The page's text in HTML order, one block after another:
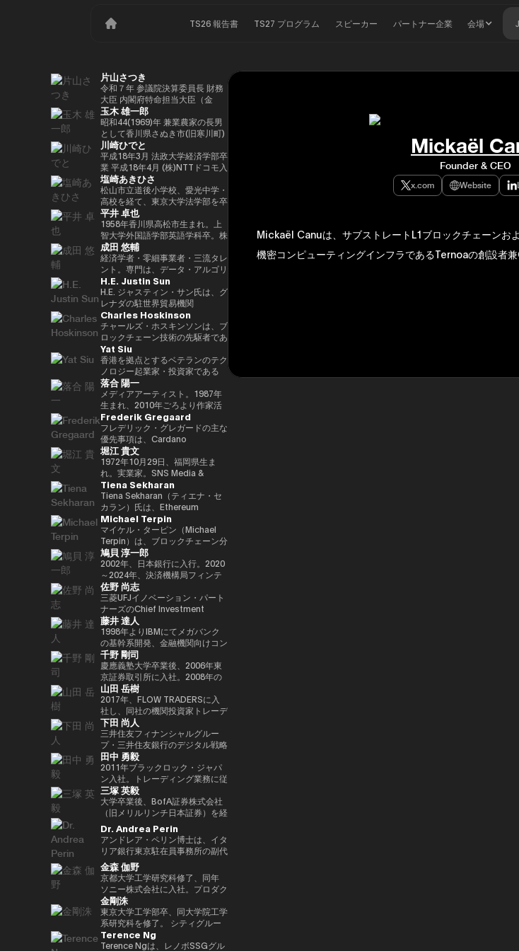
TS26 報告書 TS27 プログラム スピーカー パートナー企業 会場
片山さつき
令和７年 参議院決算委員長 財務
大臣 内閣府特命担当大臣（金
融） 租税特別措置・補助金見直
し担当 （高市内閣）
玉木 雄一郎
昭和44(1969)年 兼業農家の長男
として香川県さぬき市(旧寒川町)
に生まれる 昭和63(1988)年 高松
高校卒業 平成5(1993)年 東京大
学法学部卒業、同年大蔵省入省
※1 平成9(1997)年 米国ハーバー
ド大学大学院(ケネディースクー
ル)修了 平成17(2005)年 財務省を
退職し、第44回衆院選に立候
補。70,177票を得るも惜敗 平成
21(2009)年 4年間の浪人生活を経
て、第45回衆院選で109,863票を
得て初当選 平成24(2012)年 第46
回衆院選で79,153票を得て2期目
当選 平成26(2014)年 第47回衆院
選で78,797票を得て3期目当選 平
成28(2016)年 民進党代表選に出
馬。党幹事長代理を拝命 平成
29(2017)年 第48回衆院選で
82,345票を得て4期目当選(希望
の党公認、香川2区) 希望の党共
同代表選に出馬。希望の党代表
(11月〜) 平成30(2018)年 国民民
主党共同代表(5月~9月) 国民民主
党代表(9月~) 令和2(2020)年 分党
を経て新国民民主党設立、代表に
就任(9月) 令和3(2021)年 第49回
衆院選で94,530票を得て5期目当
選 令和6(2024)年 第50回衆院選
で89,899票を得て6期目当選
2025.05.01 現在 ※1 1993年4月
~2005年8月 大蔵省(現・財務省)
在職 1997年7月~1999年6月 外務
省出向(中近東第一課) 2000年7月
~2001年6月 金融庁 証券取引等監
視委員会 2001年7月~2002年6月
国税庁 大阪国税局総務課長 2002
年7月~2005年6月 内閣府出向(特
命担当大臣秘書専門官) 2005年7
月~2005年8月 財務省主計局主査
川崎ひでと
平成18年3月 法政大学経済学部卒
業 平成18年4月 (株)NTTドコモ入
社 平成29年8月 衆議院議員川崎
二郎秘書 令和3年10月 第49回衆
議院議員総選挙において初当選
令和6年10月 第50回衆議院議員
総選挙において2期目の当選 令和
6年11月 総務大臣政務官（第二次
石破内閣） 令和7年10月 デジタ
ル大臣政務官、内閣府大臣政務官
（第1次高市内閣） 令和8年2月
デジタル大臣政務官、内閣府大臣
政務官（第2次高市内閣）
塩崎あきひさ
松山市立道後小学校、愛光中学・
高校を経て、東京大学法学部を卒
業後、長島・大野・常松法律事務
所のパートナー弁護士。 2021
年、衆議院総選挙（愛媛1区）に
て初当選。元厚労大臣政務官。党
内では、副幹事長を経験した後、
国会対策副委員長に就任。インテ
リジェンス戦略本部、科学技術イ
ノベーション戦略本部、AI・
Web3小委員会の各事務局長。
平井 卓也
1958年香川県高松市生まれ。上
智大学外国語学部英語学科卒。株
式会社電通、西日本放送代表取締
役社長等を経て、2000年、第42
回衆議院選挙で初当選。以来、連
続10回当選。自民党経産・総務
部会長、政務調査会副会長、内閣
府（IT担当）大臣政務官、国土交
通副大臣、内閣常任委員長等を歴
任し、自民党IT戦略特命委員会委
員長として、自民党のIT政策を主
導。平成30年10月第4次安倍改造
内閣にてIT担当大臣、内閣府特命
担当(科学技術・知的財産戦略・
クールジャパン戦略・宇宙政策)
大臣就任。令和2年菅内閣にてデ
ジタル改革担当大臣就任。令和3
年初代デジタル大臣就任。現在、
デジタル社会推進本部長。
成田 悠輔
経済学者・零細事業者・三流タレ
ント。専門は、データ・アルゴリ
ズム・ポエム・思想を組み合わせ
たビジネスと公共政策の想像とデ
ザイン。多分野の学術誌・学会に
研究を発表、多くの企業や自治体
と共同事業を行う。報道・討論・
お笑い・アート・ファッションな
ど多様な動画や雑誌の企画や出演
にも関わる。著書『22世紀の資
本主義：やがてお金は絶滅する』
『22世紀の民主主義：選挙はア
ルゴリズムになり、政治家はネコ
になる』、番組「成田悠輔と愛す
べき非生産性の世界」「夜明け前
のPLAYERS」「成田悠輔の聞か
れちゃいけない話」「walk」
「書く気がおきない」など。
H.E. Justin Sun
H.E. ジャスティン・サン氏は、グ
レナダの駐世界貿易機関
（WTO）大使および元常駐代表
であり、世界をリードするブロッ
クチェーンおよびDAOである
TRON の創設者、さらに世界最
大級の暗号資産取引所の一つ
HTX のアドバイザーを務めてい
ます。 アリババ創業者ジャッ
ク・マー氏の薫陶を受けた人物と
しても知られ、2025年4月には、
グローバルなデジタル資産業界で
最も著名かつ影響力のある人物の
一人として Forbes誌 の表紙を飾
りました。 また、Forbes「30
Under 30（コンシューマー・テ
クノロジー部門）」に複数回選出
されるなど、国際的に高い評価を
受けています。 2025年8月に
は、Blue Origin の NS-34ミッシ
ョン に搭乗し、世界で712人目の
宇宙飛行士として宇宙へ渡航しま
した。 その関心分野は、テクノ
ロジー、投資、アート、慈善活
動、ゲーム、そして宇宙探査に及
びます。
Charles Hoskinson
チャールズ・ホスキンソンは、ブ
ロックチェーン技術の先駆者であ
り、分散型プラットフォーム「カ
ルダノ（Cardano）」の創設者
です。元々はイーサリアムの共同
創設者の一人でもあり、数理論理
学と暗号学に強い背景を持ってい
ます。カルダノは学術的な研究と
ピアレビューに基づいて開発され
たことが特徴で、金融包摂とスマ
ートコントラクトの普及を目指し
ています。現在はInput Output
Global（IOG）のCEOとしてカ
ルダノの技術開発を主導していま
す。
Yat Siu
香港を拠点とするベテランのテク
ノロジー起業家・投資家である
Yat Siu氏は、Animoca Brands
の共同創業者兼エグゼクティブ・
チェアマンです。Animoca
Brandsは、世界的なブロックチ
ェーンおよびゲーム分野のリーダ
ー企業であり、世界中のゲーマー
やインターネット利用者にデジタ
ル上の財産権を提供することを使
命としています。これにより、新
たな資産クラス、Play-and-Earn
経済、そしてオープン・メタバー
スの構築に寄与する、より公平な
デジタルの枠組みの実現を目指し
ています。 Yat氏は1990年に
Atari Germanyでキャリアをスタ
ートさせました。1995年には香
港に移り、アジア初の無料ウェブ
ページおよび無料メールサービス
提供企業であるHong Kong
Cybercity/Freenationを設立し
ました。1998年には、多言語対
応のホワイトラベルWebサービ
スの先駆者として高く評価された
Outblazeを設立しました。2009
年にはOutblazeのメッセージン
グ事業をIBMに売却し、その後
Outblazeを、デジタルエンター
テインメント分野のサービスや製
品を開発するプロジェクトや企業
を育成するインキュベーターへと
転換しました。そのインキュベー
ト企業のひとつが、2014年に設
立されたAnimoca Brandsです。
2017年には、従来の教育システ
ムではあまり重視されてこなかっ
た発散的思考やデザイン思考など
のスキルを育む放課後型デジタル
ラボ、Dalton Learning Labを設
立しました。また、テクノロジー
における社会的意義のある課題を
研究するOutblazeのリサーチ部
門、ThinkBlazeの創設者でもあ
ります。 2018年以降、Yat氏は
ゲーム業界におけるブロックチェ
ーンおよびNFT（非代替性トーク
ン）の活用を早期から提唱してき
ました。これにより、ゲーマーは
ゲーム内資産やデータ、ひいては
価値そのものを真に所有できるよ
うになると考えられています。分
散型アプリケーションとデジタル
落合 陽一
メディアアーティスト。1987年
生まれ、2010年ごろより作家活
動を始める。境界領域における物
化や変換、質量への憧憬をモチー
フに作品を展開。筑波大学/東京
大学准教授、2025年日本国際博
覧会（大阪・関西万博）テーマ事
業プロデューサー。写真集「質量
への憧憬（amana・2019）」
NFT作品「Re-Digitalization of
Waves(foundation・2021)」な
ど。2016年PrixArsElectronica栄
誉賞 、EUよりSTARTSPrize受
賞、
2019SXSWCreativeExperienceARROWAwards
受賞。Apollo Magazine 40
UNDER 40 ART andTECH、
Asia Digital Art Award優秀賞、
文化庁メディア芸術祭アート部門
審査委員会推薦作品多数。
Frederik Gregaard
フレデリック・グレガードの主な
優先事項は、Cardano
Foundation における導入戦略を
推進し、各ミッションの統合およ
び実行を主導するとともに、
Cardano を活用した包括的かつ
公平な成長を実現するための迅速
な価値創出を可能にすることで
す。 同財団に参画する以前は、
スイスおよびスカンジナビア諸国
において17年以上にわたり、プ
ロフェッショナルサービスおよび
金融業界に従事し、資本市場、デ
ジタル資産運用、プライベートバ
ンキング、トレーディング・イン
フラストラクチャー分野に注力し
てきました。
堀江 貴文
1972年10月29日、福岡県生ま
れ。実業家。SNS Media &
Consulting株式会社 ファウンダ
ー。 現在はロケット開発や、ア
プリのプロデュース、また予防医
療普及協会として予防医療を啓蒙
する等 様々な分野で活動する。
会員制オンラインサロン『堀江貴
文イノベーション大学校
（HIU）』では、700名近い会員
とともに多彩なプロジェクトを展
開している。
http://salon.horiemon.com 著
書 『金を使うならカラダに使
え。』『ＣｈａｔＧＰＴ ｖｓ．
未来のない仕事をする人たち』
『２０３５ １０年後のニッポ
ン ホリエモンの未来予測大全』
など
Tiena Sekharan
Tiena Sekharan（ティエナ・セ
カラン）氏は、Ethereum
Foundationのアジア太平洋
（APAC）地域におけるHead of
Institutionsを務めており、エン
タープライズ分野での導入推進を
通じてEthereumエコシステムの
発展をリードしています。 キャ
リアは伝統的な金融業界からスタ
ートし、Lehman Brothers、
BNP Paribas、JPMorganなどで
要職を歴任しました。 Ethereum
Foundation参画前は、
JPMorganのブロックチェーン部
門であるKinexysに所属し、JPM
CoinやTokenized Depositsなど
のプロダクト推進を担当していま
した。
Michael Terpin
マイケル・ターピン（Michael
Terpin）は、ブロックチェーン分
野の投資およびアドバイザリー会
社 Transform Ventures の創業者
兼CEOであり、また Supercycle
Genesis Partners, LP のCEO兼
最高投資責任者（CIO）を務めて
いる。同ファンドは、ビットコイ
ン専業としては世界初のアルゴリ
ズム型暗号資産ヘッジファンドで
あり、各サイクルの高値でビット
コインを売却し、底値でより多く
を買い戻すという投資仮説を掲げ
ている。 ターピンは35年以上に
わたり連続起業家および投資家と
して活躍してきた、極めて経験豊
富なエグゼクティブであり、数多
くの成功したイグジットを実現し
てきた。その実績を背景に、プエ
ルトリコを拠点とするファミリー
オフィス Transform Capital を
設立している。 また、ビットコ
インの初期投資家かつ思想的リー
ダー（thought leader）として
も知られ、Ethereum や Tether
を含む主要ブロックチェーンプロ
ジェクトの初期マーケティングお
よびアドバイザリーに関与した人
物である。こうした功績から、
CNBC により「クリプト界のゴ
ッドファーザー（the Godfather
of Crypto）」と称されている。
2013年には BitAngels を、2014
年には BitAngels Fund 1 を共同
設立。同ファンドは、イーサリア
ムのクラウドセールにおいて、1
トークン30セントという価格で
100万ドルを投資したことで知ら
鳩貝 淳一郎
2002年、日本銀行に入行。2020
～2024年、決済機構局フィンテ
ックグループ長。2024〜2025
年、FinTech副センター長、デジ
タル通貨検証グループ長。2025
年7月より出向し、現職。2025年
4月より東京大学大学院経済学研
究科CARF招聘研究員。 訳書に
『ビットコインとブロックチェー
ン：暗号通貨を支える技術』
（NTT出版）、『マスタリン
グ・イーサリアム ―スマートコ
ントラクトとDAppの構築』（オ
ライリージャパン）など。共著に
『Web3の未解決問題』（日経
BP）、『Web3・暗号資産 13
人の未来予測』（朝日新聞出
版）。
佐野 尚志
三菱UFJイノベーション・パート
ナーズのChief Investment
Officerとして、AUM 800億円の
ファンドにおいて日・米・アジア
を中心にスタートアップ出資と事
業開発の責任者を担う。MUIP参
画以前は独立系VCのGlobal
Brainにて、国内外スタートアッ
プ投資やCVCの運営に従事。そ
れ以前はソニーにて、技術投資や
JV設立等の新規事業プロジェク
トのファイナンス、またリテール
エナジー事業のカテゴリー責任者
として、海外事業を運営。
藤井 達人
1998年よりIBMにてメガバンク
の基幹系開発、金融機関向けコン
サル業務に従事。 Microsoftを経
てMUFGのイノベーション事業に
参画しDXプロジェクトをリー
ド。 auフィナンシャルホールデ
ィングスにて執行役員チーフデジ
タルオフィサー兼IT統括部長、
Microsoftで業務執行役員 金融イ
ノベーション本部長を務めた後、
現職。 一般社団法人
FINOVATORS設立。2021年より
日本ブロックチェーン協会理事就
任。同志社大卒、東大EMP第17
期修了。
千野 剛司
慶應義塾大学卒業後、2006年東
京証券取引所に入社。2008年の
金融危機以降、債務不履行管理プ
ロセスの改良プロジェクトに参画
し、日本証券クリアリング機構に
てOTCデリバティブ（クレジッ
ト・デフォルト・スワップおよび
金利スワップ）の清算プロジェク
トを主導するとともに、日本取引
所グループの清算決済分野の経営
企画を担当。2016年より
PwCJapanのCEO Office（経営
企画）にて、リーダーシップチー
ムの戦略的な議論をサポート。
2018年7月、世界的な暗号資産取
引所であるKrakenを運営する
Payward, Inc.（米国）に入社
し、金融庁登録に貢献。2020年3
月より同社日本代表就任。 2022
年7月Binance日本代表に就任。
オックスフォード大学経営学修士
（MBA）修了。
山田 岳樹
2017年、FLOW TRADERSに入
社し、同社の機関投資家トレーデ
ィング部門にて、シンガポールお
よび香港支社を拠点にアジアの機
関投資家とのブロック取引を担
当。ETFを中心に外国債券や暗号
資産を含む幅広いプロダクトにお
いて機関投資家に流動性を提供す
る。また日本国内の証券会社、運
用会社、取引所・交換所、電子取
引プラットフォームとのビジネス
開発を担当し、同社の日本関連の
ビジネス全般に携わる。 FLOW
TRADERSは東京証券取引所の
Best Market Makerとして毎年表
彰されるとともに、暗号資産等の
デジタルアセットや海外の暗号資
産ETFも積極的にマーケットメイ
クを行い、上場企業である同社は
伝統金融とデジタルアセット業界
の懸け橋としての強みを持つ。
下田 尚人
三井住友フィナンシャルグルー
プ・三井住友銀行のデジタル戦略
部 部長。デジタルアセットに関
するSMBCグループの取り組みを
取りまとめ。 2025年6月まで日
本銀行決済機構局参事役。決済機
構局では、新しい技術を使った決
済高度化プロジェクトの企画・推
進（Project Agora等）、AIの金
融システムへの影響に関する国際
的検討等に従事。また、BIS決済
市場インフラ委員会（CPMI）、
G7デジタル決済専門家グループ
（2023年共同議長）、金融安定
委員会（FSB）イノベーションネ
ットワーク、BIS・中央銀行
CBDCグループなど、国際的な政
策協議体にも幅広く従事。 日本
銀行では、他に長崎支店長、香港
事務所長、金融機構局国際課長
田中 勇毅
2011年ブラックロック・ジャパ
ン入社。トレーディング業務に従
事後、2024年3月よりブラックロ
ック・グローバル・マーケッツ部
長としてトレーディング、セキュ
リティーズ・レンディング、キャ
ッシュ・マネジメントを統括。ま
たデジタル戦略の分野においても
日本にて従事。2025年1月よりグ
ローバル・プロダクト・ソリュー
ション部を兼務し、同部内でトラ
ンジション・マネジメントを統
括。
三塚 英毅
大学卒業後、BofA証券株式会社
（旧メリルリンチ日本証券）を経
て、BNPパリバ証券株式会社にて
複数の役職を経た後、グローバル
マーケッツ統括本部COOに就
任。Web3企業の Animoca
Brands 株式会社にて創業時より
COOとして参画した後、2024年
3月より現職。
Dr. Andrea Perin
アンドレア・ペリン博士は、イタ
リア銀行東京駐在員事務所の副代
表です。この職務において、日
本、韓国、台湾、オーストラリ
ア、ニュージーランドにおける経
済政策論議ならびにマクロ経済・
金融動向の分析を担当していま
す。また、現地の金融・監督当
局、機関投資家、ビジネスコミュ
ニティとの対話を通じて、イタリ
金森 伽野
京都大学工学研究科修了、同年
ソニー株式会社に入社。プロダク
ト設計開発・商品企画・マーケテ
ィング業務に従事。その後、ネッ
ト証券でフィンテック新規事業立
ち上げ、カスタマーエクスペリエ
ンス、CX戦略推進などを経験。
金剛洙
東京大学工学部卒、同大学院工学
系研究科を修了。 シティグルー
プ証券株式会社に入社し、日本国
債・金利デリバティブのトレーデ
Terence Ng
Terence Ngは、レノボSSGグル
Mickaël
Founder & CEO
x.com Website
Mickaël Canuは、サブストレートL1ブロックチェーンお
機密コンピューティングインフラであるTernoaの創設者